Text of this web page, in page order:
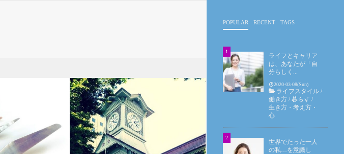
POPULAR RECENT TAGS
ライフとキャリア
は、あなたが「自
分らしく...
2020-03-08(Sun)
ライフスタイル /
働き方 /暮らす /
生き方・考え方・
心
世界でたった一人
の私…を意識し